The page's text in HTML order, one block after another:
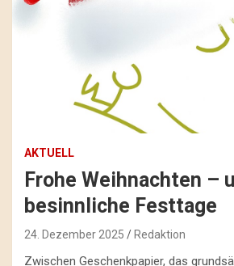
AKTUELL
Frohe Weihnachten –
besinnliche Festtage
24. Dezember 2025 Redaktion
Zwischen Geschenkpapier, das